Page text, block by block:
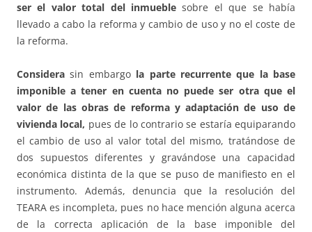
ser el valor total del inmueble sobre el que se había
llevado a cabo la reforma y cambio de uso y no el coste de
la reforma.
Considerasin embargo la parte recurrente que la base
imponible a tener en cuenta no puede ser otra que el
valor de las obras de reforma y adaptación de uso de
vivienda local, pues de lo contrario se estaría equiparando
el cambio de uso al valor total del mismo, tratándose de
dos supuestos diferentes y gravándose una capacidad
económica distinta de la que se puso de manifiesto en el
instrumento. Además, denuncia que la resolución del
TEARA es incompleta, pues no hace mención alguna acerca
de la correcta aplicación de la base imponible del